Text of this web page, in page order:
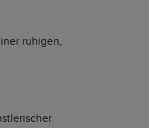
ruhigen,